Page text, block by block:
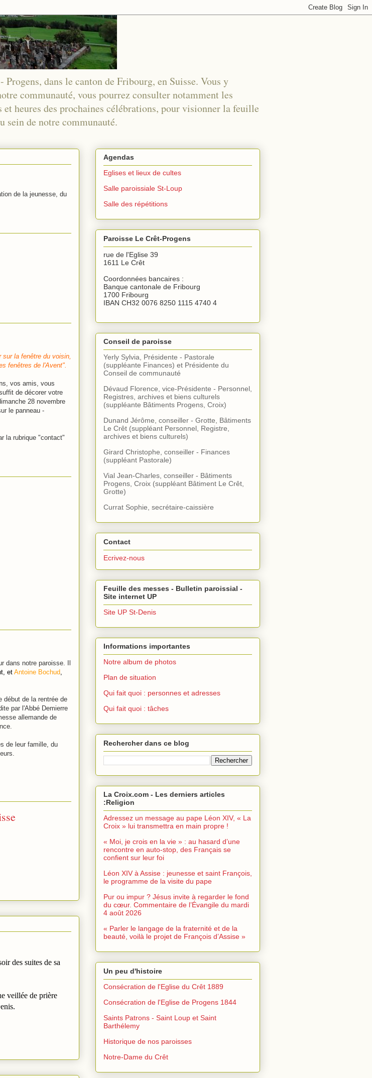
dans le canton de Fribourg, en Suisse. Vous y
communauté, vous pourrez consulter notamment les
heures des prochaines célébrations, pour visionner la feuille
sein de notre communauté.
de la jeunesse, du
la fenêtre du voisin,
fenêtres de l'Avent".
vos amis, vous
de décorer votre
28 novembre
le panneau -
la rubrique "contact"
dans notre paroisse. Il
et Antoine Bochud,
début de la rentrée de
par l'Abbé Demierre
allemande de
de leur famille, du
des suites de sa
veillée de prière
Agendas
Eglises et lieux de cultes
Salle paroissiale St-Loup
Salle des répétitions
Paroisse Le Crêt-Progens
rue de l'Eglise 39
1611 Le Crêt
Coordonnées bancaires :
Banque cantonale de Fribourg
1700 Fribourg
IBAN CH32 0076 8250 1115 4740 4
Conseil de paroisse
Yerly Sylvia, Présidente - Pastorale
(suppléante Finances) et Présidente du
Conseil de communauté
Dévaud Florence, vice-Présidente - Personnel,
Registres, archives et biens culturels
(suppléante Bâtiments Progens, Croix)
Dunand Jérôme, conseiller - Grotte, Bâtiments
Le Crêt (suppléant Personnel, Registre,
archives et biens culturels)
Girard Christophe, conseiller - Finances
(suppléant Pastorale)
Vial Jean-Charles, conseiller - Bâtiments
Progens, Croix (suppléant Bâtiment Le Crêt,
Grotte)
Currat Sophie, secrétaire-caissière
Contact
Ecrivez-nous
Feuille des messes - Bulletin paroissial -
Site internet UP
Site UP St-Denis
Informations importantes
Notre album de photos
Plan de situation
Qui fait quoi : personnes et adresses
Qui fait quoi : tâches
Rechercher dans ce blog
La Croix.com - Les derniers articles
:Religion
Adressez un message au pape Léon XIV, « La
Croix » lui transmettra en main propre !
« Moi, je crois en la vie » : au hasard d’une
rencontre en auto-stop, des Français se
confient sur leur foi
Léon XIV à Assise : jeunesse et saint François,
le programme de la visite du pape
Pur ou impur ? Jésus invite à regarder le fond
du cœur. Commentaire de l’Évangile du mardi
4 août 2026
« Parler le langage de la fraternité et de la
beauté, voilà le projet de François d’Assise »
Un peu d'histoire
Consécration de l'Eglise du Crêt 1889
Consécration de l'Eglise de Progens 1844
Saints Patrons - Saint Loup et Saint
Barthélemy
Historique de nos paroisses
Notre-Dame du Crêt